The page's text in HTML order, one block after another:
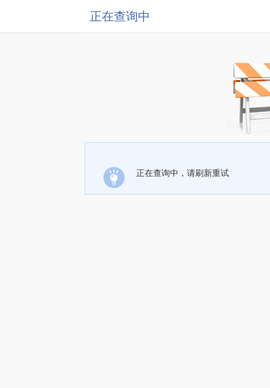
正在查询中
正在查询中，请刷新重试